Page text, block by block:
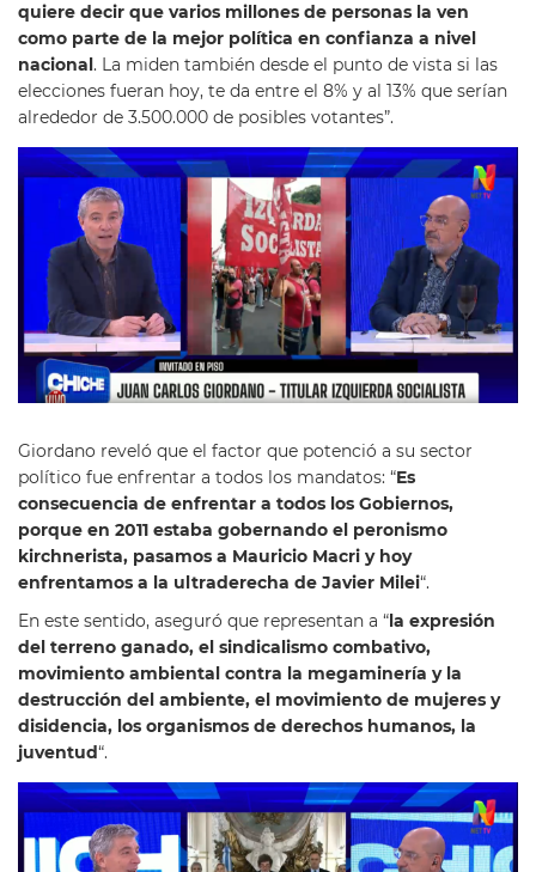
quiere decir que varios millones de personas la ven
como parte de la mejor política en confianza a nivel
nacional . La miden también desde el punto de vista si las
elecciones fueran hoy, te da entre el 8% y al 13% que serían
alrededor de 3.500.000 de posibles votantes”.
Giordano reveló que el factor que potenció a su sector
político fue enfrentar a todos los mandatos: “Es
consecuencia de enfrentar a todos los Gobiernos,
porque en 2011 estaba gobernando el peronismo
kirchnerista, pasamos a Mauricio Macri y hoy
enfrentamos a la ultraderecha de Javier Milei“.
En este sentido, aseguró que representan a “la expresión
del terreno ganado, el sindicalismo combativo,
movimiento ambiental contra la megaminería y la
destrucción del ambiente, el movimiento de mujeres y
disidencia, los organismos de derechos humanos, la
juventud“.